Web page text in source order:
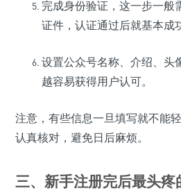
完成身份验证，这一步一般
证件，认证通过后就基本成
设置公众号名称、介绍、头
越容易获得用户认可。
注意，有些信息一旦填写就不能
认真核对，避免日后麻烦。
三、新手注册完后最头疼